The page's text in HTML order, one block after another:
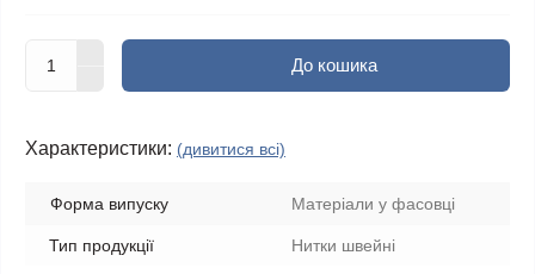
До кошика
Характеристики: (дивитися всі)
Форма випуску Матеріали у фасовці
Тип продукції Нитки швейні